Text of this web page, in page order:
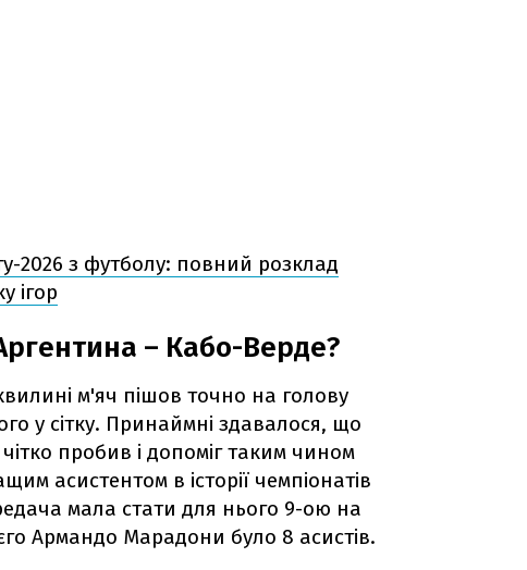
2026 з футболу: повний розклад
ігор
– Кабо-Верде?
хвилині м'яч пішов точно на голову
у сітку. Принаймні здавалося, що
пробив і допоміг таким чином
асистентом в історії чемпіонатів
мала стати для нього 9-ою на
Армандо Марадони було 8 асистів.